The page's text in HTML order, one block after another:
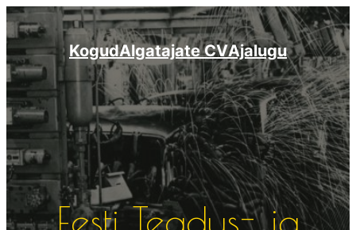
Liigu
sisu
juurde
KogudAlgatajate CVAjalugu
Eesti Teadus- ja